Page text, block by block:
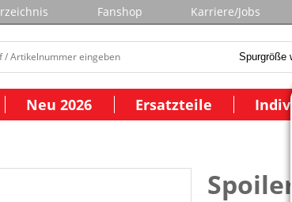
Fanshop Karriere/Jobs
Neu 2026 Ersatzteile